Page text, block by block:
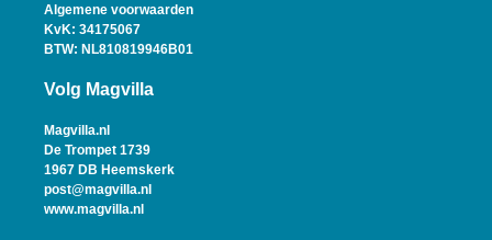
Algemene voorwaarden
KvK: 34175067
BTW: NL810819946B01
Volg Magvilla
Magvilla.nl
De Trompet 1739
1967 DB Heemskerk
post@magvilla.nl
www.magvilla.nl